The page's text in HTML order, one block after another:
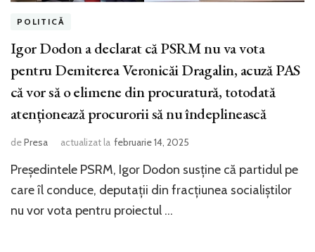
POLITICĂ
Igor Dodon a declarat că PSRM nu va vota
pentru Demiterea Veronicăi Dragalin, acuză PAS
că vor să o elimene din procuratură, totodată
atenționează procurorii să nu îndeplinească
dePresa actualizat la februarie 14, 2025
Președintele PSRM, Igor Dodon susține că partidul pe
care îl conduce, deputații din fracțiunea socialiștilor
nu vor vota pentru proiectul …